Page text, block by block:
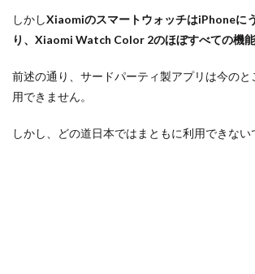
しかしXiaomiのスマートウォッチはiPhoneに
り、Xiaomi Watch Color 2のほぼすべての機
前述の通り、サードパーティ製アプリは今のと
用できません。
しかし、どの道日本ではまともに利用できない